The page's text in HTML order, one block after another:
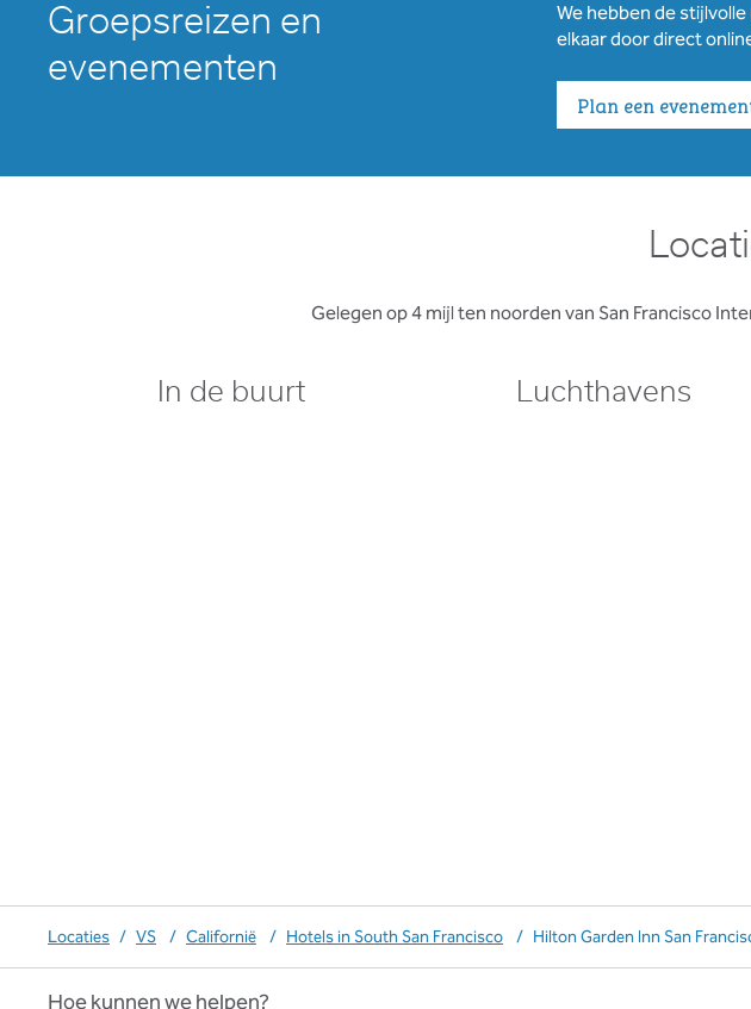
Groepsreizen en
evenementen
We hebben de
elkaar door direct
Plan een
Gelegen op 4 mijl ten noorden van San Francisco
In de buurt Luchthavens
Locaties / VS / Californië / Hotels in South San Francisco / Hilton Garden Inn San
Hoe kunnen we helpen?